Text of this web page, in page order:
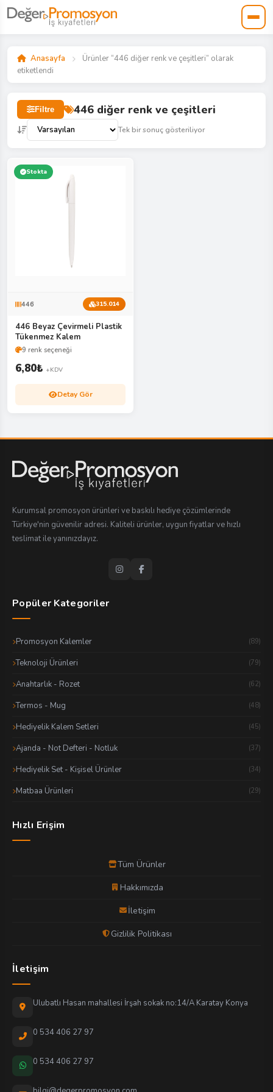
Anasayfa
Ürünler “446 diğer renk ve çeşitleri” olarak
etiketlendi
Filtre 446 diğer renk ve çeşitleri
Tek bir sonuç gösteriliyor
Stokta
446 315.014
446 Beyaz Çevirmeli Plastik
Tükenmez Kalem
9 renk seçeneği
6,80₺ +KDV
Detay Gör
Kurumsal promosyon ürünleri ve baskılı hediye çözümlerinde
Türkiye'nin güvenilir adresi. Kaliteli ürünler, uygun fiyatlar ve hızlı
teslimat ile yanınızdayız.
Popüler Kategoriler
Promosyon Kalemler (89)
Teknoloji Ürünleri (79)
Anahtarlık - Rozet (62)
Termos - Mug (48)
Hediyelik Kalem Setleri (45)
Ajanda - Not Defteri - Notluk (37)
Hediyelik Set - Kişisel Ürünler (34)
Matbaa Ürünleri (29)
Hızlı Erişim
Tüm Ürünler
Hakkımızda
İletişim
Gizlilik Politikası
İletişim
Ulubatlı Hasan mahallesi İrşah sokak no:14/A Karatay Konya
0 534 406 27 97
0 534 406 27 97